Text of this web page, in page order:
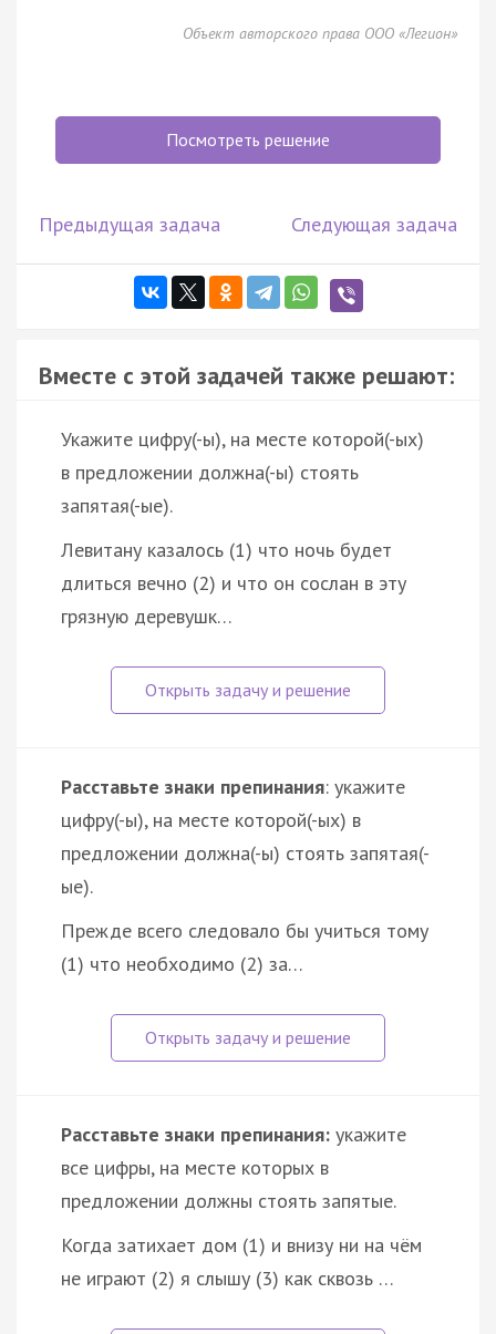
Объект авторского права ООО «Легион»
Посмотреть решение
Предыдущая задача Следующая задача
Вместе с этой задачей также решают:
Укажите цифру(-ы), на месте которой(-ых)
в предложении должна(-ы) стоять
запятая(-ые).
Левитану казалось (1) что ночь будет
длиться вечно (2) и что он сослан в эту
грязную деревушк…
Расставьте знаки препинания: укажите
цифру(-ы), на месте которой(-ых) в
предложении должна(-ы) стоять запятая(-
ые).
Прежде всего следовало бы учиться тому
(1) что необходимо (2) за…
Расставьте знаки препинания: укажите
все цифры, на месте которых в
предложении должны стоять запятые.
Когда затихает дом (1) и внизу ни на чём
не играют (2) я слышу (3) как сквозь …